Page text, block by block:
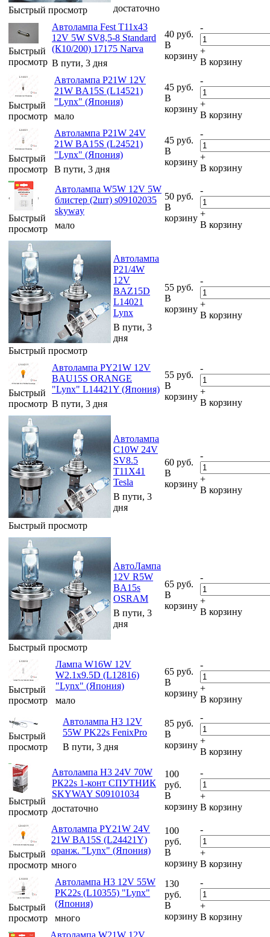
Быстрый просмотр
достаточно
Быстрый
просмотр
Автолампа Fest T11x43
12V 5W SV8,5-8 Standard
(К10/200) 17175 Narva
В пути, 3 дня
40 руб.
В
корзину
-
+
В корзину
Быстрый
просмотр
Автолампа P21W 12V
21W BA15S (L14521)
"Lynx" (Япония)
мало
45 руб.
В
корзину
-
+
В корзину
Быстрый
просмотр
Автолампа P21W 24V
21W BA15S (L24521)
"Lynx" (Япония)
В пути, 3 дня
45 руб.
В
корзину
-
+
В корзину
Быстрый
просмотр
Автолампа W5W 12V 5W
блистер (2шт) s09102035
skyway
мало
50 руб.
В
корзину
-
+
В корзину
Быстрый просмотр
Автолампа
P21/4W
12V
BAZ15D
L14021
Lynx
В пути, 3
дня
55 руб.
В
корзину
-
+
В корзину
Быстрый
просмотр
Автолампа PY21W 12V
BAU15S ORANGE
"Lynx" L14421Y (Япония)
В пути, 3 дня
55 руб.
В
корзину
-
+
В корзину
Быстрый просмотр
Автолампа
C10W 24V
SV8.5
T11X41
Tesla
В пути, 3
дня
60 руб.
В
корзину
-
+
В корзину
Быстрый просмотр
АвтоЛампа
12V R5W
BA15s
OSRAM
В пути, 3
дня
65 руб.
В
корзину
-
+
В корзину
Быстрый
просмотр
Лампа W16W 12V
W2.1x9.5D (L12816)
"Lynx" (Япония)
мало
65 руб.
В
корзину
-
+
В корзину
Быстрый
просмотр
Автолампа H3 12V
55W PK22s FenixPro
В пути, 3 дня
85 руб.
В
корзину
-
+
В корзину
Быстрый
просмотр
Автолампа H3 24V 70W
РК22s 1-конт СПУТНИК
SKYWAY S09101034
достаточно
100
руб.
В
корзину
-
+
В корзину
Быстрый
просмотр
Автолампа PY21W 24V
21W BA15S (L24421Y)
оранж. "Lynx" (Япония)
много
100
руб.
В
корзину
-
+
В корзину
Быстрый
просмотр
Автолампа H3 12V 55W
PK22s (L10355) "Lynx"
(Япония)
много
130
руб.
В
корзину
-
+
В корзину